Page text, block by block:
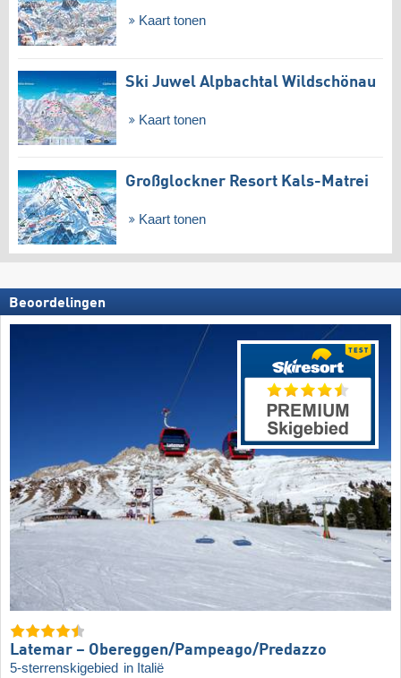
Kaart tonen
Ski Juwel Alpbachtal Wildschönau
Kaart tonen
Großglockner Resort Kals-Matrei
Kaart tonen
Beoordelingen
Latemar – Obereggen/​Pampeago/​Predazzo
5-sterrenskigebied in Italië